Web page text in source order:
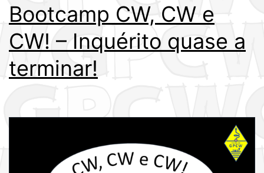
Bootcamp CW, CW e
CW! – Inquérito quase a
terminar!